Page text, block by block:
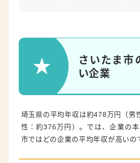
さいたま市
い企業
埼玉県の平均年収は約478万円（
性：約376万円）。では、企業の
市ではどの企業の平均年収が高いの